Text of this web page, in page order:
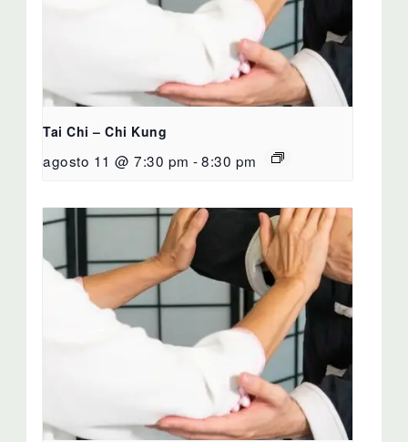
Tai Chi – Chi Kung
agosto 11 @ 7:30 pm -8:30 pm